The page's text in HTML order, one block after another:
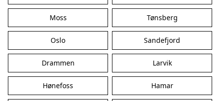
Moss Tønsberg
Oslo Sandefjord
Drammen Larvik
Hønefoss Hamar